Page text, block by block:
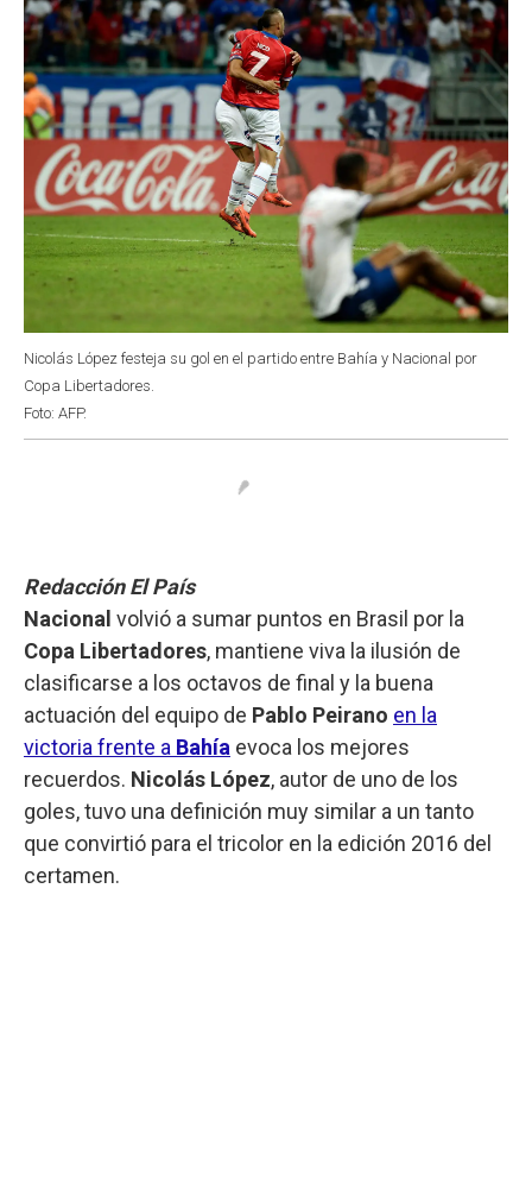
k
p
n
Nicolás López festeja su gol en el partido entre Bahía y Nacional por
Copa Libertadores.
Foto: AFP.
Redacción El País
Nacional volvió a sumar puntos en Brasil por la
Copa Libertadores, mantiene viva la ilusión de
clasificarse a los octavos de final y la buena
actuación del equipo de Pablo Peirano en la
victoria frente a Bahía evoca los mejores
recuerdos. Nicolás López, autor de uno de los
goles, tuvo una definición muy similar a un tanto
que convirtió para el tricolor en la edición 2016 del
certamen.